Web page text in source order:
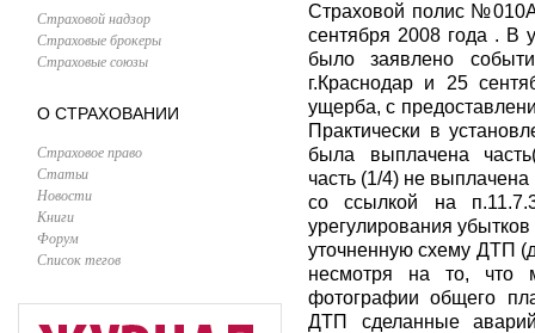
Страховой надзор
Страховые брокеры
Страховые союзы
О СТРАХОВАНИИ
Страховое право
Статьи
Новости
Книги
Форум
Список тегов
Страховой полис
сентября 2008 года . В
было заявлено
г.Краснодар и 25
ущерба, с
Практически в
была выплачена
часть (1/4) не
со ссылкой на
урегулирования
уточненную схему ДТП
несмотря на то, что
фотографии общего
ДТП сделанные